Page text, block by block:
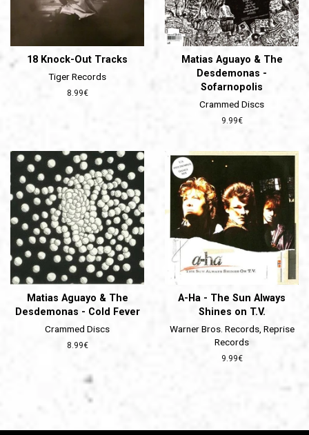
18 Knock-Out Tracks
Tiger Records
Prix
8.99€
Matias Aguayo & The
Desdemonas -
Sofarnopolis
Crammed Discs
Prix
9.99€
Matias Aguayo & The
Desdemonas - Cold Fever
Crammed Discs
Prix
8.99€
A-Ha - The Sun Always
Shines on T.V.
Warner Bros. Records, Reprise
Records
Prix
9.99€